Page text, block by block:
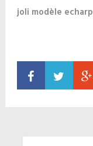
joli modèle